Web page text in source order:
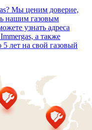
Мы ценим доверие,
нашим газовым
узнать адреса
а также
лет на свой газовый